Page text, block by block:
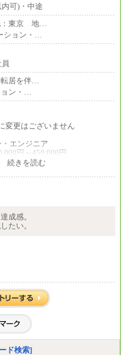
可)・中途
：東京 地…
ション・…
居を伴…
ョン・…
変更はございません
・エンジニア
円～450,000円
よって変動があります
よって変動があります
って変動があります
続きを読む
成感。
たい。
ド検索]